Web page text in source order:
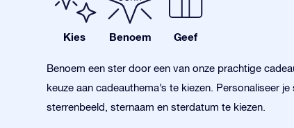
Kies Benoem Geef
Benoem een ster door een van onze prachtige
keuze aan cadeauthema’s te kiezen. Personaliseer
sterrenbeeld, sternaam en sterdatum te kiezen.